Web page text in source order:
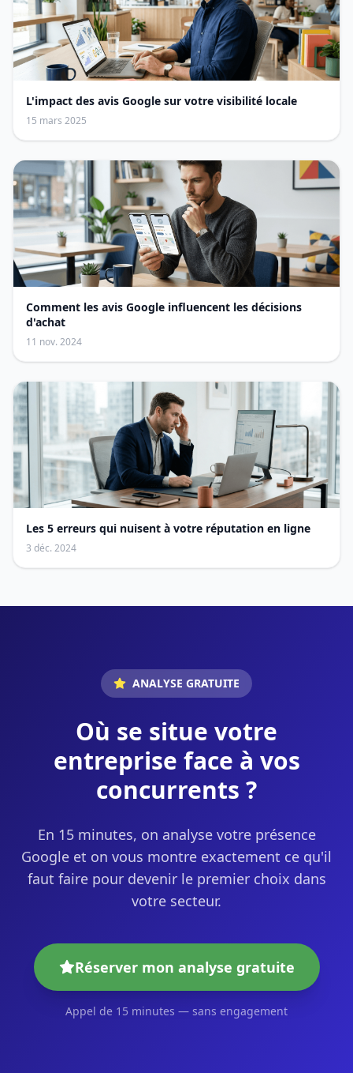
L'impact des avis Google sur votre visibilité locale
15 mars 2025
Comment les avis Google influencent les décisions
d'achat
11 nov. 2024
Les 5 erreurs qui nuisent à votre réputation en ligne
3 déc. 2024
ANALYSE GRATUITE
Où se situe votre
entreprise face à vos
concurrents ?
En 15 minutes, on analyse votre présence
Google et on vous montre exactement ce qu'il
faut faire pour devenir le premier choix dans
votre secteur.
Réserver mon analyse gratuite
Appel de 15 minutes — sans engagement